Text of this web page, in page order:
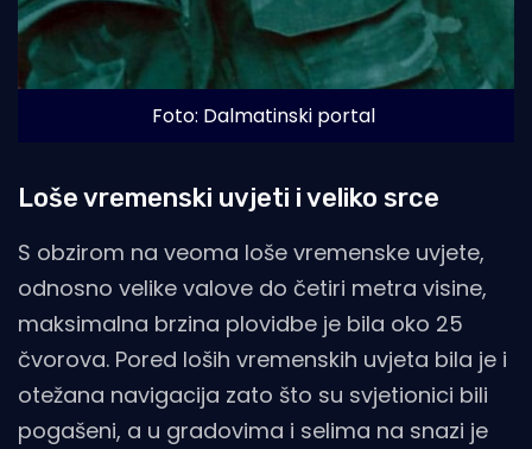
Foto: Dalmatinski portal
Loše vremenski uvjeti i veliko srce
S obzirom na veoma loše vremenske uvjete,
odnosno velike valove do četiri metra visine,
maksimalna brzina plovidbe je bila oko 25
čvorova. Pored loših vremenskih uvjeta bila je i
otežana navigacija zato što su svjetionici bili
pogašeni, a u gradovima i selima na snazi je